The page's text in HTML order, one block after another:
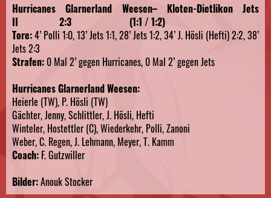
Hurricanes Glarnerland Weesen– Kloten-Dietlikon Jets
II 2:3 (1:1 / 1:2)
Tore:4’ Polli 1:0, 13’ Jets 1:1, 28’ Jets 1:2, 34’ J. Hösli (Hefti) 2:2, 38’
Jets 2:3
Strafen: 0 Mal 2’ gegen Hurricanes, 0 Mal 2’ gegen Jets
Hurricanes Glarnerland Weesen:
Heierle (TW), P. Hösli (TW)
Gächter, Jenny, Schlittler, J. Hösli, Hefti
Winteler, Hostettler (C), Wiederkehr, Polli, Zanoni
Weber, C. Regen, J. Lehmann, Meyer, T. Kamm
Coach: F. Gutzwiller
Bilder:Anouk Stocker